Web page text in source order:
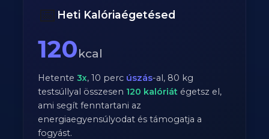
📅 Heti Kalóriaégetésed
120kcal
Hetente3x,10 perc úszás-al, 80 kg
testsúllyal összesen 120 kalóriát égetsz el,
ami segít fenntartani az
energiaegyensúlyodat és támogatja a
fogyást.